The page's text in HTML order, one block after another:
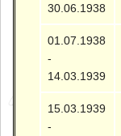
30.06.1938
01.07.1938
-
14.03.1939
15.03.1939
-